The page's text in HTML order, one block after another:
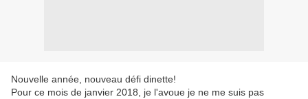
Nouvelle année, nouveau défi dinette!
Pour ce mois de janvier 2018, je l'avoue je ne me suis pas